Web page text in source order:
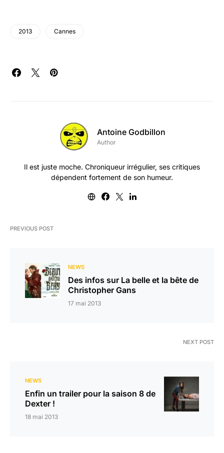
2013 Cannes
Antoine Godbillon
Author
Il est juste moche. Chroniqueur irrégulier, ses critiques
dépendent fortement de son humeur.
PREVIOUS POST
NEWS
Des infos sur La belle et la bête de
Christopher Gans
17 mai 2013
NEXT POST
NEWS
Enfin un trailer pour la saison 8 de
Dexter !
18 mai 2013